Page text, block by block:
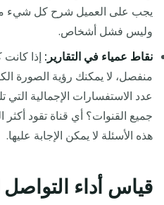
يجب على العميل شرح كل شيء
وليس فشل أشخاص.
نقاط عمياء في التقارير: إذا
منفصل، لا يمكنك رؤية الصورة
عدد الاستفسارات الإجمالية التي
جميع القنوات؟ أي قناة تقود
هذه الأسئلة لا يمكن الإجابة عليها.
قياس أداء